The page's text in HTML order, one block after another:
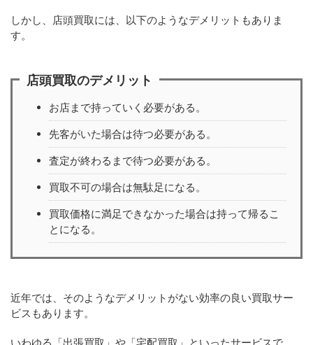
しかし、店頭買取には、以下のようなデメリットもありま
す。
店頭買取のデメリット
お店まで持っていく必要がある。
先客がいた場合は待つ必要がある。
査定が終わるまで待つ必要がある。
買取不可の場合は無駄足になる。
買取価格に満足できなかった場合は持って帰るこ
とになる。
近年では、そのようなデメリットがない効率の良い買取サー
ビスもあります。